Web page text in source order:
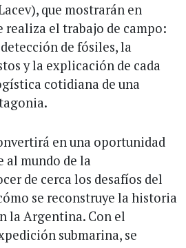
que mostrarán en
realiza el trabajo de campo:
de fósiles, la
y la explicación de cada
cotidiana de una
en una oportunidad
al mundo de la
de cerca los desafíos del
se reconstruye la historia
la Argentina. Con el
submarina, se